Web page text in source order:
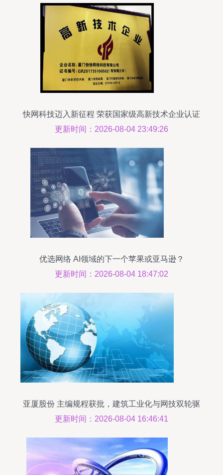
快网科技迈入新征程 荣获国家级高新技术企业认证
树立技术开发新标杆
更新时间：2026-08-04 23:49:26
优选网络 AI领域的下一个苹果或亚马逊？
更新时间：2026-08-04 18:47:02
亚厦股份 主编规程获批，建筑工业化与网技双轮驱
动迎来利好
更新时间：2026-08-04 16:46:41